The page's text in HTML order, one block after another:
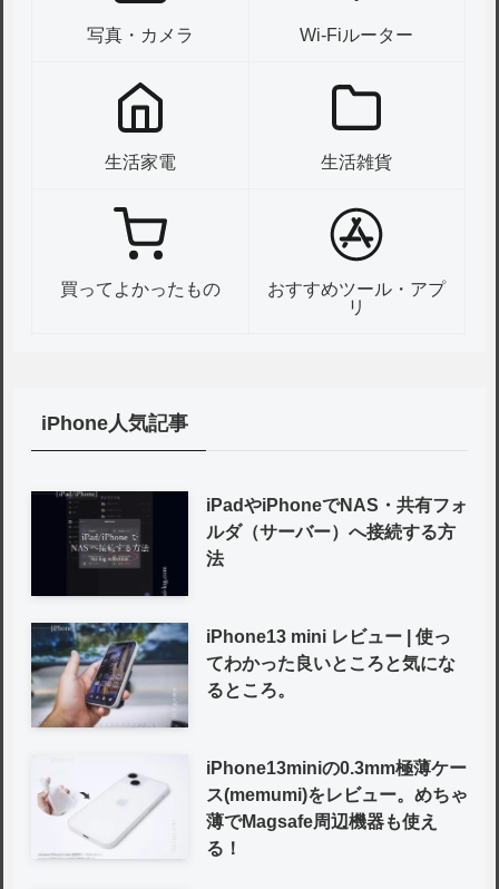
写真・カメラ Wi-Fiルーター
生活家電 生活雑貨
買ってよかったもの
おすすめツール・アプ
リ
iPhone人気記事
iPadやiPhoneでNAS・共有フォ
ルダ（サーバー）へ接続する方
法
iPhone13 mini レビュー | 使っ
てわかった良いところと気にな
るところ。
iPhone13miniの0.3mm極薄ケー
ス(memumi)をレビュー。めちゃ
薄でMagsafe周辺機器も使え
る！